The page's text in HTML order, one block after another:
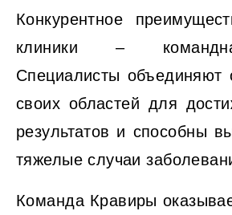
Конкурентное
клиники –
Специалисты объединяют
своих областей для
результатов и способны
тяжелые случаи
Команда Кравиры